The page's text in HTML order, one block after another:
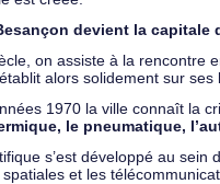
devient la capitale
on assiste à la rencontre
alors solidement sur ses
1970 la ville connaît la
le pneumatique,
s’est développé au sein
et les